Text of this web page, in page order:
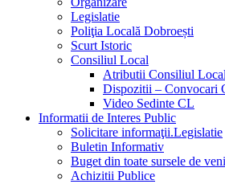
Legislatie
Poliţia Locală Dobroești
Scurt Istoric
Consiliul Local
Atributii Consiliul Local
Dispozitii – Convocari
Video Sedinte CL
Informatii de Interes Public
Solicitare informaţii.Legislatie
Buletin Informativ
Buget din toate sursele de
Achizitii Publice